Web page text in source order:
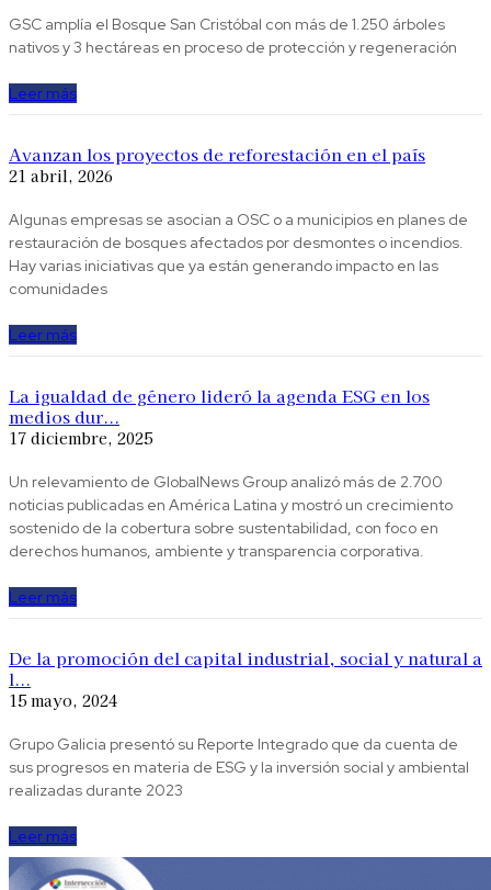
GSC amplía el Bosque San Cristóbal con más de 1.250 árboles
nativos y 3 hectáreas en proceso de protección y regeneración
Leer más
Avanzan los proyectos de reforestación en el país
21 abril, 2026
Algunas empresas se asocian a OSC o a municipios en planes de
restauración de bosques afectados por desmontes o incendios.
Hay varias iniciativas que ya están generando impacto en las
comunidades
Leer más
La igualdad de género lideró la agenda ESG en los
medios dur...
17 diciembre, 2025
Un relevamiento de GlobalNews Group analizó más de 2.700
noticias publicadas en América Latina y mostró un crecimiento
sostenido de la cobertura sobre sustentabilidad, con foco en
derechos humanos, ambiente y transparencia corporativa.
Leer más
De la promoción del capital industrial, social y natural a
l...
15 mayo, 2024
Grupo Galicia presentó su Reporte Integrado que da cuenta de
sus progresos en materia de ESG y la inversión social y ambiental
realizadas durante 2023
Leer más